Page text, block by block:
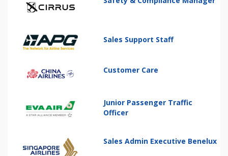
Sales Support Staff
Customer Care
Junior Passenger Traffic
Officer
Sales Admin Executive Benelux